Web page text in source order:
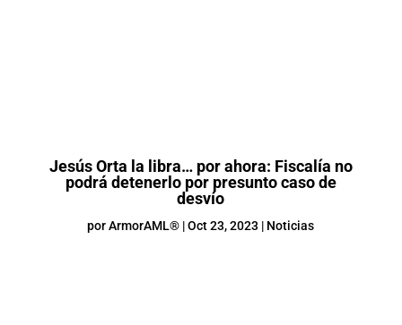
Jesús Orta la libra… por ahora: Fiscalía no
podrá detenerlo por presunto caso de
desvío
porArmorAML® |Oct 23, 2023 | Noticias